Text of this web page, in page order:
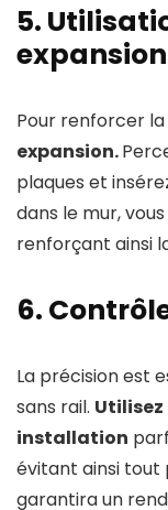
5.
expansion
Pour renforcer
expansion.
plaques et
dans le mur,
renforçant ainsi
6.
La précision est
sans rail.
installation
évitant ainsi tout
garantira un